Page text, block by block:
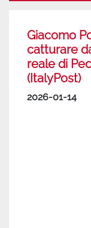
Giacomo
catturare
reale di
(ItalyPost)
2026-01-14